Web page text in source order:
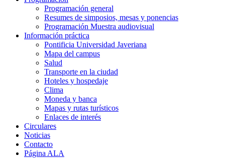
Programación general
Resumes de simposios, mesas y ponencias
Programación Muestra audiovisual
Información práctica
Pontificia Universidad Javeriana
Mapa del campus
Salud
Transporte en la ciudad
Hoteles y hospedaje
Clima
Moneda y banca
Mapas y rutas turísticos
Enlaces de interés
Circulares
Noticias
Contacto
Página ALA